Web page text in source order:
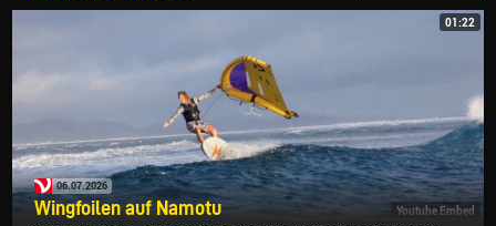
01:22
Youtube Embed
06.07.2026
Wingfoilen auf Namotu